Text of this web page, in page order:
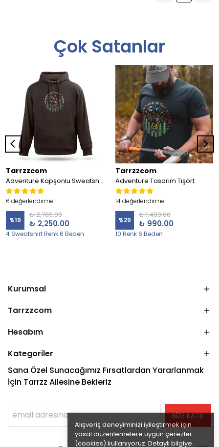
Alışveriş deneyiminizi iyileştirmek için
yasal düzenlemelere uygun çerezler
(cookies) kullanıyoruz. Detaylı bilgiye
Çok Satanlar
Tarrzzcom
Adventure Kapşonlu Sweatshirt
6 değerlendirme
%19
₺ 2,765.00
₺ 2,250.00
4 Sweatshirt Renk 6 Beden
Tarrzzcom
Adventure Tasarım Tişört
14 değerlendirme
%29
₺ 1,400.00
₺ 990.00
10 Renk 6 Beden
Kurumsal
Tarrzzcom
Hesabım
Kategoriler
Sana Özel Sunacağımız Fırsatlardan Yararlanmak
İçin Tarrzz Ailesine Bekleriz
BİZE KATIL